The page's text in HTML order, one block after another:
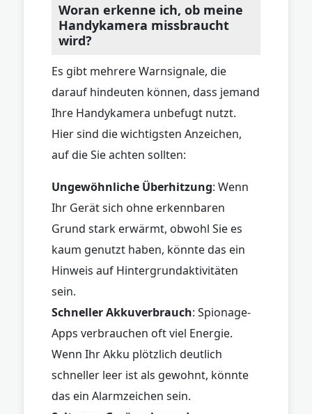
Woran erkenne ich, ob meine
Handykamera missbraucht
wird?
Es gibt mehrere Warnsignale, die
darauf hindeuten können, dass jemand
Ihre Handykamera unbefugt nutzt.
Hier sind die wichtigsten Anzeichen,
auf die Sie achten sollten:
Ungewöhnliche Überhitzung: Wenn
Ihr Gerät sich ohne erkennbaren
Grund stark erwärmt, obwohl Sie es
kaum genutzt haben, könnte das ein
Hinweis auf Hintergrundaktivitäten
sein.
Schneller Akkuverbrauch: Spionage-
Apps verbrauchen oft viel Energie.
Wenn Ihr Akku plötzlich deutlich
schneller leer ist als gewohnt, könnte
das ein Alarmzeichen sein.